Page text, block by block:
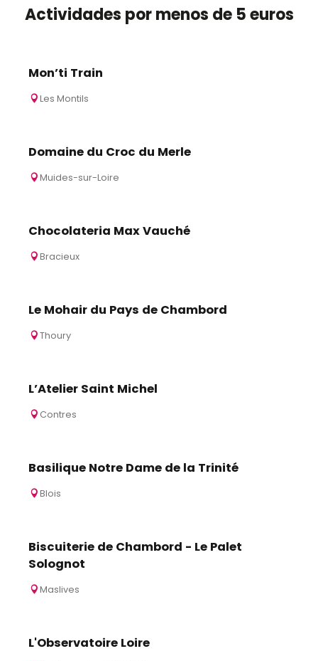
Actividades por menos de 5 euros
Mon’ti Train
Les Montils
Domaine du Croc du Merle
Muides-sur-Loire
Chocolateria Max Vauché
Bracieux
Le Mohair du Pays de Chambord
Thoury
L’Atelier Saint Michel
Contres
Basilique Notre Dame de la Trinité
Blois
Biscuiterie de Chambord - Le Palet
Solognot
Maslives
L'Observatoire Loire